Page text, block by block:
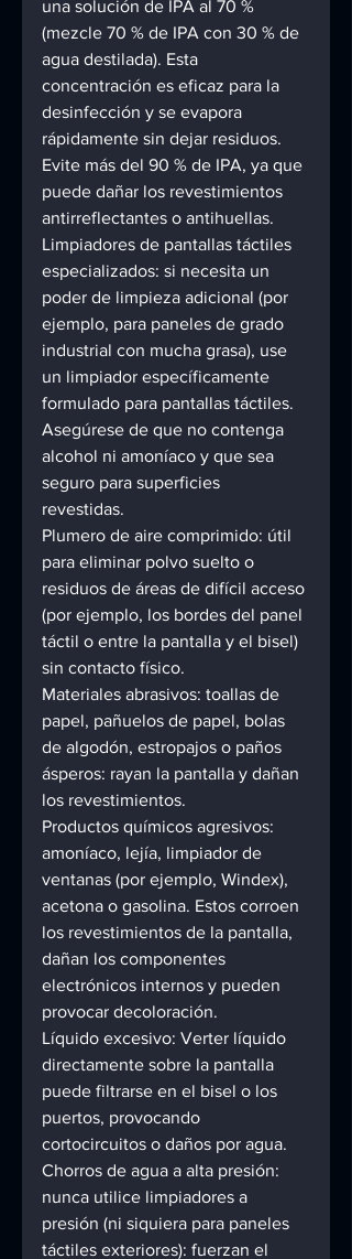
una solución de IPA al 70 %
(mezcle 70 % de IPA con 30 % de
agua destilada). Esta
concentración es eficaz para la
desinfección y se evapora
rápidamente sin dejar residuos.
Evite más del 90 % de IPA, ya que
puede dañar los revestimientos
antirreflectantes o antihuellas.
Limpiadores de pantallas táctiles
especializados: si necesita un
poder de limpieza adicional (por
ejemplo, para paneles de grado
industrial con mucha grasa), use
un limpiador específicamente
formulado para pantallas táctiles.
Asegúrese de que no contenga
alcohol ni amoníaco y que sea
seguro para superficies
revestidas.
Plumero de aire comprimido: útil
para eliminar polvo suelto o
residuos de áreas de difícil acceso
(por ejemplo, los bordes del panel
táctil o entre la pantalla y el bisel)
sin contacto físico.
Materiales abrasivos: toallas de
papel, pañuelos de papel, bolas
de algodón, estropajos o paños
ásperos: rayan la pantalla y dañan
los revestimientos.
Productos químicos agresivos:
amoníaco, lejía, limpiador de
ventanas (por ejemplo, Windex),
acetona o gasolina. Estos corroen
los revestimientos de la pantalla,
dañan los componentes
electrónicos internos y pueden
provocar decoloración.
Líquido excesivo: Verter líquido
directamente sobre la pantalla
puede filtrarse en el bisel o los
puertos, provocando
cortocircuitos o daños por agua.
Chorros de agua a alta presión:
nunca utilice limpiadores a
presión (ni siquiera para paneles
táctiles exteriores): fuerzan el